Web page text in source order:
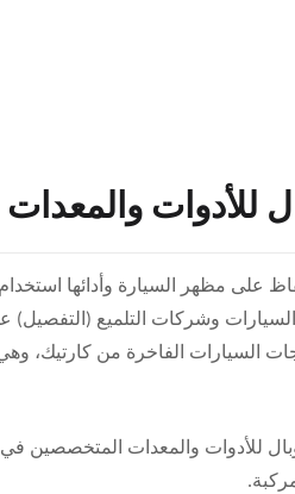
للأدوات
على مظهر السيارة وأدائها
وشركات التلميع (التفصيل)
السيارات الفاخرة من كارتيك،
للأدوات والمعدات المتخصصين